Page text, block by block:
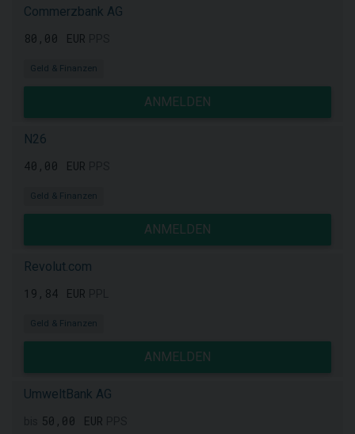
Commerzbank AG
80,00 EUR
Geld & Finanzen
ANMELDEN
N26
40,00 EUR
Geld & Finanzen
ANMELDEN
Revolut.com
19,84 EUR
Geld & Finanzen
ANMELDEN
UmweltBank AG
50,00 EUR